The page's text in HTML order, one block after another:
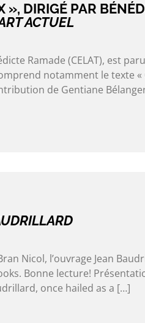
DIRIGÉ PAR
ACTUEL
Ramade (CELAT), est
notamment le texte «
de Gentiane
Nicol, l’ouvrage Jean
Bonne lecture!
once hailed as a […]